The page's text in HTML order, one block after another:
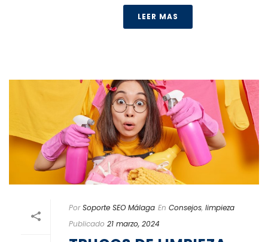
LEER MAS
Por Soporte SEO Málaga En Consejos, limpieza
Publicado 21 marzo, 2024